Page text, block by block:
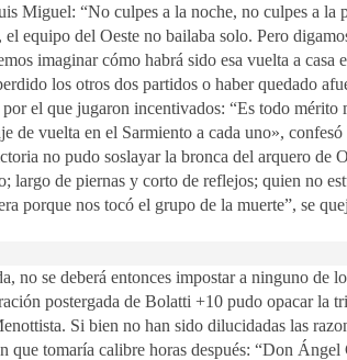
Miguel: “No culpes a la noche, no culpes a la
equipo del Oeste no bailaba solo. Pero
imaginar cómo habrá sido esa vuelta a casa
los otros dos partidos o haber quedado
el que jugaron incentivados: “Es todo mérito
de vuelta en el Sarmiento a cada uno»,
no pudo soslayar la bronca del arquero de
largo de piernas y corto de reflejos; quien no
porque nos tocó el grupo de la muerte”, se
no se deberá entonces impostar a ninguno de
postergada de Bolatti +10 pudo opacar la
Si bien no han sido dilucidadas las
tomaría calibre horas después: “Don Ángel